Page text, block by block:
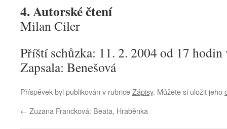
4. Autorské čtení
Milan Ciler
Příští schůzka: 11. 2. 2004 od 17
Zapsala: Benešová
Příspěvek byl publikován v rubriceZápisy. Můžete si uložit jeho
← Zuzana Francková: Beata, Hraběnka